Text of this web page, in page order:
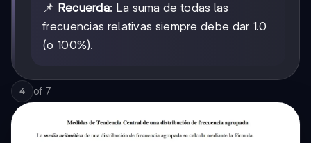
📌 Recuerda: La suma de todas las
frecuencias relativas siempre debe dar 1.0
(o 100%).
4 of 7